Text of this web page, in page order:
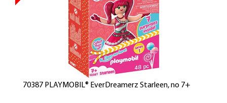
70387 PLAYMOBIL® EverDreamerz Starleen, no 7+